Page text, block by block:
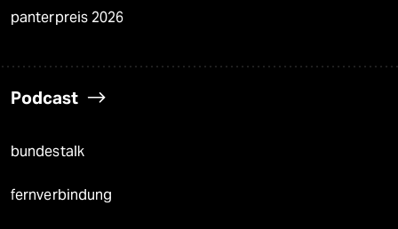
panterpreis 2026
Podcast
bundestalk
fernverbindung